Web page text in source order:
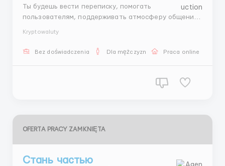
Ты будешь вести переписку, помогать
пользователям, поддерживать атмосферу общения.
только ноутбук. 📩 Связь: @AndreyHR82 ...
Kryptowaluty
Bez doświadczenia Dla mężczyzn Praca online
OFERTA PRACY ZAMKNIĘTA
Стань частью